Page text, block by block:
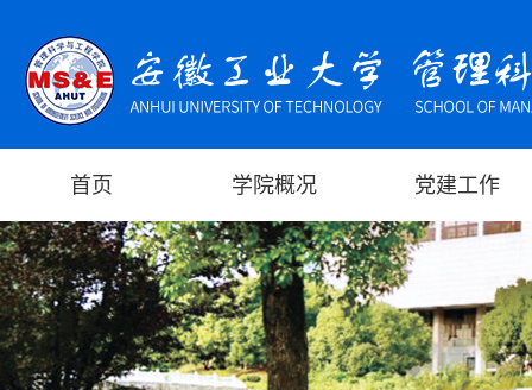
首页 学院概况 党建工作